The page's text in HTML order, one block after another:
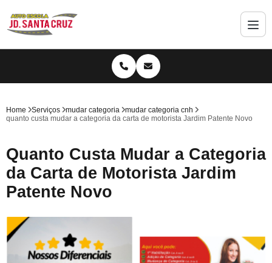
Home Serviços mudar categoria
mudar categoria cnh
quanto custa mudar a categoria da carta de motorista Jardim Patente Novo
Quanto Custa Mudar a Categoria
da Carta de Motorista Jardim
Patente Novo